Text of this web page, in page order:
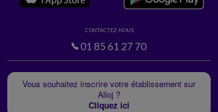
CONTACTEZ-NOUS
01 85 61 27 70
Vous souhaitez inscrire votre établissement sur
Alloj ?
Cliquez ici